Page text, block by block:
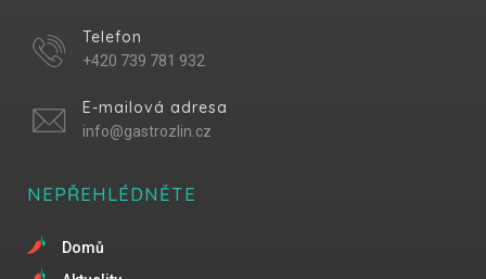
Telefon
+420 739 781 932
E-mailová adresa
info@gastrozlin.cz
NEPŘEHLÉDNĚTE
Domů